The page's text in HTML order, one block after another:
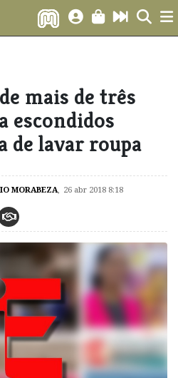
mais de três
escondidos
de lavar roupa
MORABEZA, 26 abr 2018 8:18